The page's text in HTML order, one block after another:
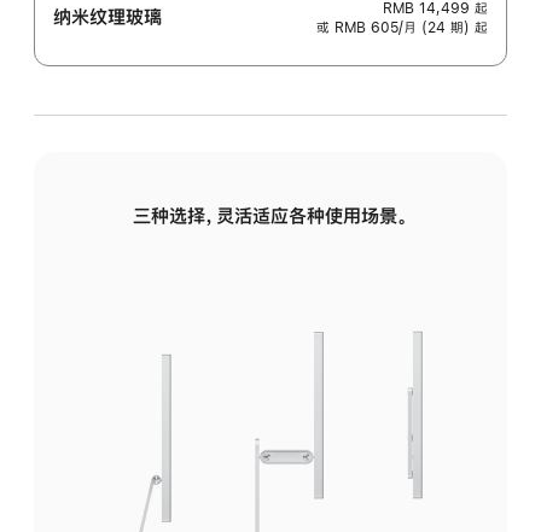
纳米纹理玻璃 RMB 14,499 起
或 RMB 605/月 (24 期) 起
三种选择，灵活适应各种使用场景。